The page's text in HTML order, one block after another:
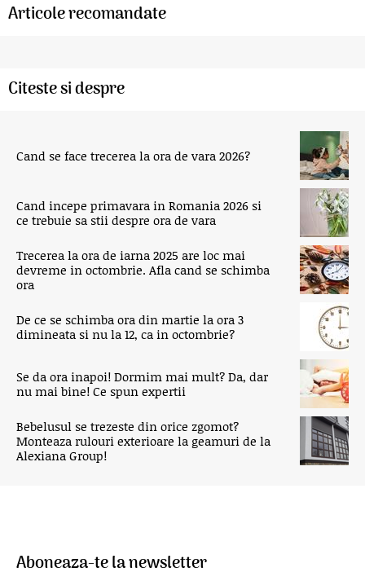
Articole recomandate
Citeste si despre
Cand se face trecerea la ora de vara 2026?
Cand incepe primavara in Romania 2026 si
ce trebuie sa stii despre ora de vara
Trecerea la ora de iarna 2025 are loc mai
devreme in octombrie. Afla cand se schimba
ora
De ce se schimba ora din martie la ora 3
dimineata si nu la 12, ca in octombrie?
Se da ora inapoi! Dormim mai mult? Da, dar
nu mai bine! Ce spun expertii
Bebelusul se trezeste din orice zgomot?
Monteaza rulouri exterioare la geamuri de la
Alexiana Group!
Aboneaza-te la newsletter